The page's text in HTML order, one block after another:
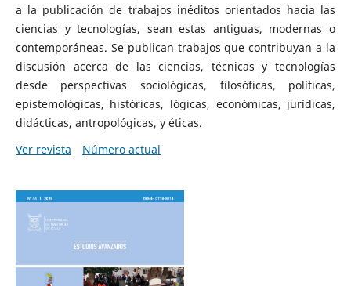
a la publicación de trabajos inéditos orientados hacia las
ciencias y tecnologías, sean estas antiguas, modernas o
contemporáneas. Se publican trabajos que contribuyan a la
discusión acerca de las ciencias, técnicas y tecnologías
desde perspectivas sociológicas, filosóficas, políticas,
epistemológicas, históricas, lógicas, económicas, jurídicas,
didácticas, antropológicas, y éticas.
Ver revista
Número actual